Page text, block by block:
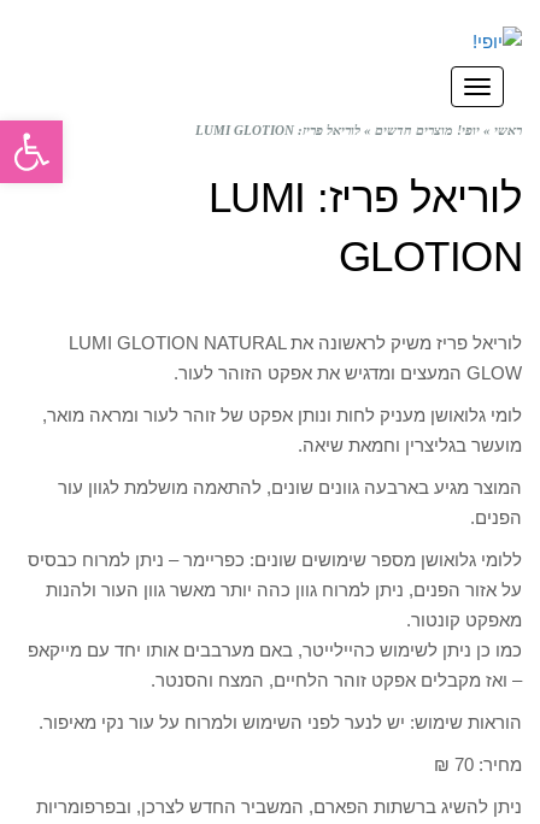
תפריט
ראשי » יופי! מוצרים חדשים » לוריאל פריז: LUMI GLOTION
לוריאל פריז: LUMI
GLOTION
לוריאל פריז משיק לראשונה את LUMI GLOTION NATURAL
GLOW המעצים ומדגיש את אפקט הזוהר לעור.
לומי גלואושן מעניק לחות ונותן אפקט של זוהר לעור ומראה מואר,
מועשר בגליצרין וחמאת שיאה.
המוצר מגיע בארבעה גוונים שונים, להתאמה מושלמת לגוון עור
הפנים.
ללומי גלואושן מספר שימושים שונים: כפריימר – ניתן למרוח כבסיס
על אזור הפנים, ניתן למרוח גוון כהה יותר מאשר גוון העור ולהנות
מאפקט קונטור.
כמו כן ניתן לשימוש כהיילייטר, באם מערבבים אותו יחד עם מייקאפ
– ואז מקבלים אפקט זוהר הלחיים, המצח והסנטר.
הוראות שימוש: יש לנער לפני השימוש ולמרוח על עור נקי מאיפור.
מחיר: 70 ₪
ניתן להשיג ברשתות הפארם, המשביר החדש לצרכן, ובפרפומריות
פתח